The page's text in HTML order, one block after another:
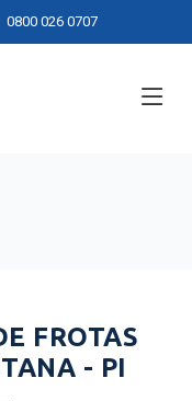
0800 026 0707
FROTAS
- PI